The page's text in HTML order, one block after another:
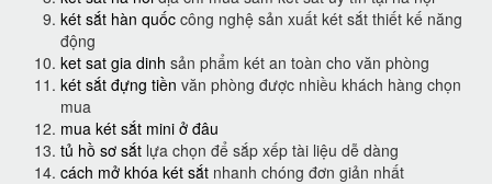
két sắt hàn quốc công nghệ sản xuất két sắt thiết kế năng
động
ket sat gia dinh sản phẩm két an toàn cho văn phòng
két sắt đựng tiền văn phòng được nhiều khách hàng chọn
mua
mua két sắt mini ở đâu
tủ hồ sơ sắt lựa chọn để sắp xếp tài liệu dễ dàng
cách mở khóa két sắt nhanh chóng đơn giản nhất